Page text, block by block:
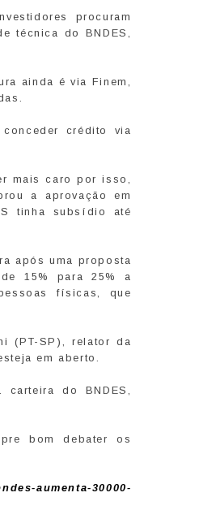
procuram
técnica do BNDES,
ainda é via Finem,
crédito via
mais caro por isso,
a aprovação em
tinha subsídio até
após uma proposta
15% para 25% a
físicas, que
(PT-SP), relator da
em aberto.
do BNDES,
bom debater os
aumenta-30000-